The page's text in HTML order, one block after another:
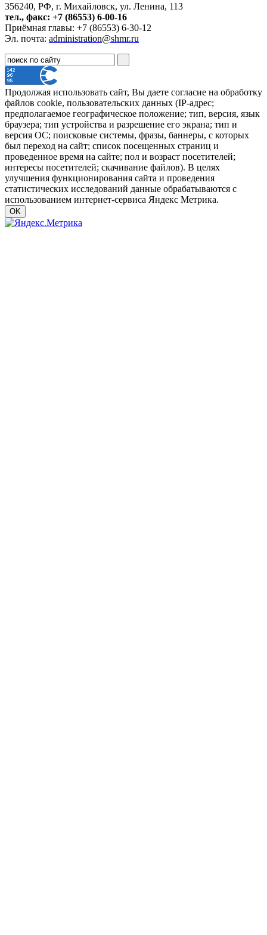
356240, РФ, г. Михайловск, ул. Ленина, 113
тел., факс: +7 (86553) 6-00-16
Приёмная главы: +7 (86553) 6-30-12
Эл. почта: administration@shmr.ru
Продолжая использовать сайт, Вы даете согласие на обработку
файлов cookie, пользовательских данных (IP-адрес;
предполагаемое географическое положение; тип, версия, язык
браузера; тип устройства и разрешение его экрана; тип и
версия ОС; поисковые системы, фразы, баннеры, с которых
был переход на сайт; список посещенных страниц и
проведенное время на сайте; пол и возраст посетителей;
интересы посетителей; скачивание файлов). В целях
улучшения функционирования сайта и проведения
статистических исследований данные обрабатываются с
использованием интернет-сервиса Яндекс Метрика.
OK